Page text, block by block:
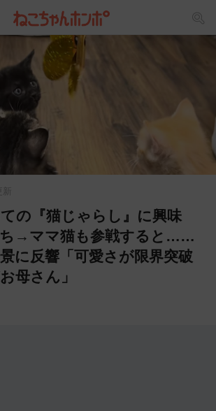
の『猫じゃらし』に興味
ち→ママ猫も参戦すると……
に反響「可愛さが限界突破
母さん」